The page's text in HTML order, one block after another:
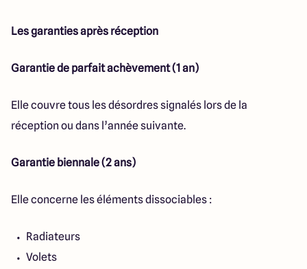
Les garanties après réception
Garantie de parfait achèvement (1 an)
Elle couvre tous les désordres signalés lors de la
réception ou dans l’année suivante.
Garantie biennale (2 ans)
Elle concerne les éléments dissociables :
Radiateurs
Volets